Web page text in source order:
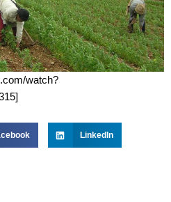
watch?
LinkedIn